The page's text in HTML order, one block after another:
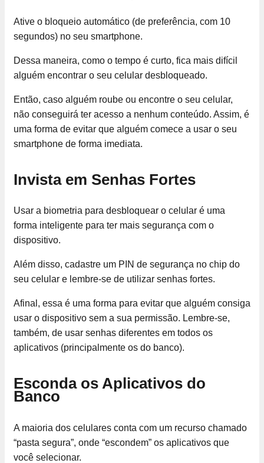
Ative o bloqueio automático (de preferência, com 10
segundos) no seu smartphone.
Dessa maneira, como o tempo é curto, fica mais difícil
alguém encontrar o seu celular desbloqueado.
Então, caso alguém roube ou encontre o seu celular,
não conseguirá ter acesso a nenhum conteúdo. Assim, é
uma forma de evitar que alguém comece a usar o seu
smartphone de forma imediata.
Invista em Senhas Fortes
Usar a biometria para desbloquear o celular é uma
forma inteligente para ter mais segurança com o
dispositivo.
Além disso, cadastre um PIN de segurança no chip do
seu celular e lembre-se de utilizar senhas fortes.
Afinal, essa é uma forma para evitar que alguém consiga
usar o dispositivo sem a sua permissão. Lembre-se,
também, de usar senhas diferentes em todos os
aplicativos (principalmente os do banco).
Esconda os Aplicativos do
Banco
A maioria dos celulares conta com um recurso chamado
“pasta segura”, onde “escondem” os aplicativos que
você selecionar.